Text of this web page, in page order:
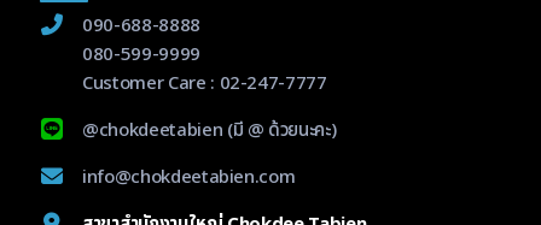
090-688-8888
080-599-9999
Customer Care : 02-247-7777
@chokdeetabien (มี @ ด้วยนะคะ)
info@chokdeetabien.com